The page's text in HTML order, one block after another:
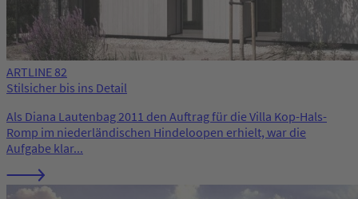
ARTLINE 82
Stilsicher bis ins Detail
Als Diana Lautenbag 2011 den Auftrag für die Villa Kop-Hals-
Romp im niederländischen Hindeloopen erhielt, war die
Aufgabe klar...